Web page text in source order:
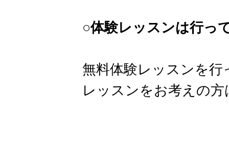
○体験レッスンは行っ
無料体験レッスンを行
レッスンをお考えの